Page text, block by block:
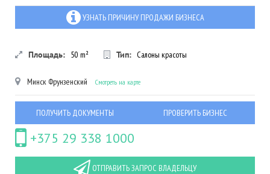
УЗНАТЬ ПРИЧИНУ ПРОДАЖИ БИЗНЕСА
Площадь: 50 m² Тип: Салоны красоты
Минск Фрунзенский Смотреть на карте
ПОЛУЧИТЬ ДОКУМЕНТЫ ПРОВЕРИТЬ БИЗНЕС
+375 29 338 1000
ОТПРАВИТЬ ЗАПРОС ВЛАДЕЛЬЦУ